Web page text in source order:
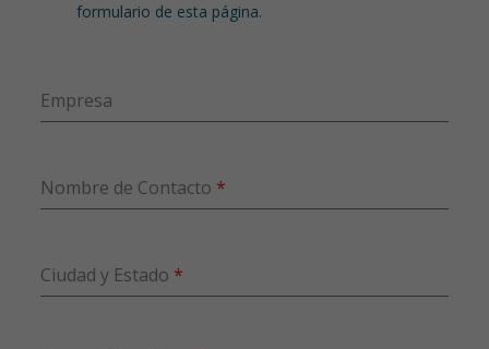
formulario de esta página.
Empresa
Nombre de Contacto *
Ciudad y Estado *